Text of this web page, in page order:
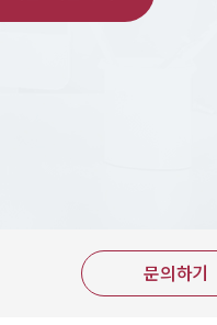
문의하기